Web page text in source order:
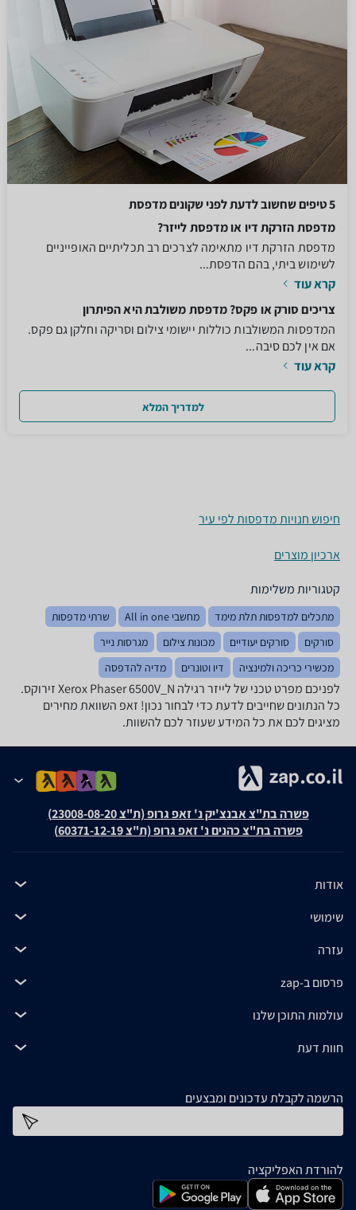
5 טיפים שחשוב לדעת לפני שקונים מדפסת
מדפסת הזרקת דיו או מדפסת לייזר?
מדפסת הזרקת דיו מתאימה לצרכים רב תכליתיים האופייניים
לשימוש ביתי, בהם הדפסת...
קרא עוד
צריכים סורק או פקס? מדפסת משולבת היא הפיתרון
המדפסות המשולבות כוללות יישומי צילום וסריקה וחלקן גם פקס.
אם אין לכם סיבה...
קרא עוד
למדריך המלא
חיפוש חנויות מדפסות לפי עיר
ארכיון מוצרים
קטגוריות משלימות
מתכלים למדפסות תלת מימד מחשבי All in one
שרתי מדפסות
סורקים
סורקים יעודיים מכונות צילום
מגרסות נייר
מכשירי כריכה ולמינציה
דיו וטונרים מדיה להדפסה
לפניכם מפרט טכני של ‏לייזר ‏רגילה Xerox Phaser 6500V_N זירוקס.
כל הנתונים שחייבים לדעת כדי לבחור נכון! זאפ השוואת מחירים
מציגים לכם את כל המידע שעוזר לכם להשוות.
פשרה בת"צ אבנצ'יק נ' זאפ גרופ (ת"צ 23008-08-20)
פשרה בת"צ כהנים נ' זאפ גרופ (ת"צ 60371-12-19)
אודות
שימושי
עזרה
פרסום ב-zap
עולמות התוכן שלנו
חוות דעת
הרשמה לקבלת עדכונים ומבצעים
להורדת האפליקציה